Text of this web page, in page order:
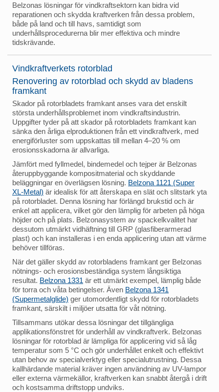
Belzonas lösningar för vindkraftsektorn kan bidra vid
reparationen och skydda kraftverken från dessa problem,
både på land och till havs, samtidigt som
underhållsprocedurerna blir mer effektiva och mindre
tidskrävande.
Vindkraftverkets rotorblad
Renovering av rotorblad och skydd av bladens
framkant
Skador på rotorbladets framkant anses vara det enskilt
största underhållsproblemet inom vindkraftsindustrin.
Uppgifter tyder på att skador på rotorbladets framkant kan
sänka den årliga elproduktionen från ett vindkraftverk, med
energiförluster som uppskattas till mellan 4–20 % om
erosionsskadorna är allvarliga.
Jämfört med fyllmedel, bindemedel och tejper är Belzonas
återuppbyggande kompositmaterial och skyddande
beläggningar en överlägsen lösning. Belzona 1121 (Super
XL-Metal) är idealisk för att återskapa en slät och slitstark yta
på rotorbladet. Denna lösning har förlängd brukstid och är
enkel att applicera, vilket gör den lämplig för arbeten på höga
höjder och på plats. Belzonasystem av spackelkvalitet har
dessutom utmärkt vidhäftning till GRP (glasfiberarmerad
plast) och kan installeras i en enda applicering utan att värme
behöver tillföras.
När det gäller skydd av rotorbladens framkant ger Belzonas
nötnings- och erosionsbeständiga system långsiktiga
resultat. Belzona 1331 är ett utmärkt exempel, lämplig både
för torra och våta betingelser. Även Belzona 1341
(Supermetalglide) ger utomordentligt skydd för rotorbladets
framkant, särskilt i miljöer utsatta för våt nötning.
Tillsammans utökar dessa lösningar det tillgängliga
applikationsfönstret för underhåll av vindkraftverk. Belzonas
lösningar för rotorblad är lämpliga för applicering vid så låg
temperatur som 5 °C och gör underhållet enkelt och effektivt
utan behov av specialverktyg eller specialutrustning. Dessa
kallhärdande material kräver ingen användning av UV-lampor
eller externa värmekällor, kraftverken kan snabbt återgå i drift
och kostsamma driftstopp undviks.